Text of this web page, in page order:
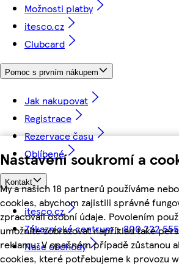
Nastavení soukromí a
My a našich 18 partnerů používáme
cookies, abychom zajistili správné
zpracovali osobní údaje. Povolením
umožníte zobrazovat například také
reklamu. V opačném případě zůstanou
cookies, které potřebujeme k provozu
Možnosti platby
itesco.cz
Clubcard
Pomoc s prvním nákupem
Jak nakupovat
Registrace
Rezervace času
Oblíbené
Kontakt
itesco.cz
Zákaznické centrum - 800 222 555
Naše obchody